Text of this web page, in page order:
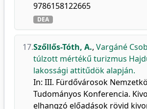
9786158122665
DEA
17.Szőllős-Tóth, A., Vargáné
túlzott mértékű turizmus
lakossági attitűdök alapján.
In: III. Fürdővárosok
Tudományos Konferencia.
elhangzó előadások rövid